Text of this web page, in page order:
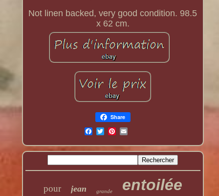
Not linen backed, very good condition. 98.5
x 62 cm.
Share
pour jean grande entoilée